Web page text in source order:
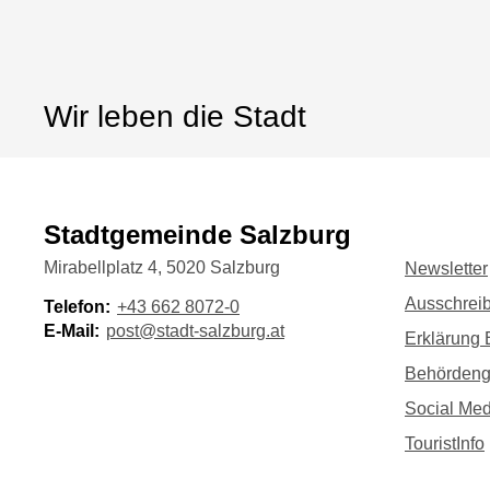
Wir leben die Stadt
Stadtgemeinde Salzburg
Mirabellplatz 4, 5020 Salzburg
Telefon: +43 662 8072-0
E-Mail: post@stadt-salzburg.at
Newsletter
Erklärung
Social
TouristInfo